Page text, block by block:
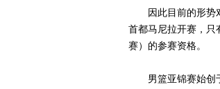
因此目前的形势对
首都马尼拉开赛，只
赛）的参赛资格。
男篮亚锦赛始创于